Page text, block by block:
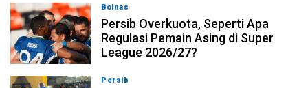
Bolnas
Persib Overkuota, Seperti Apa
Regulasi Pemain Asing di Super
League 2026/27?
Persib